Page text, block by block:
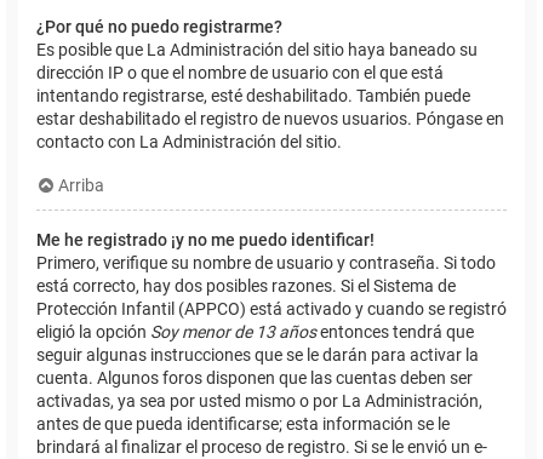
¿Por qué no puedo registrarme?
Es posible que La Administración del sitio haya baneado su
dirección IP o que el nombre de usuario con el que está
intentando registrarse, esté deshabilitado. También puede
estar deshabilitado el registro de nuevos usuarios. Póngase en
contacto con La Administración del sitio.
Arriba
Me he registrado ¡y no me puedo identificar!
Primero, verifique su nombre de usuario y contraseña. Si todo
está correcto, hay dos posibles razones. Si el Sistema de
Protección Infantil (APPCO) está activado y cuando se registró
eligió la opción Soy menor de 13 añosentonces tendrá que
seguir algunas instrucciones que se le darán para activar la
cuenta. Algunos foros disponen que las cuentas deben ser
activadas, ya sea por usted mismo o por La Administración,
antes de que pueda identificarse; esta información se le
brindará al finalizar el proceso de registro. Si se le envió un e-